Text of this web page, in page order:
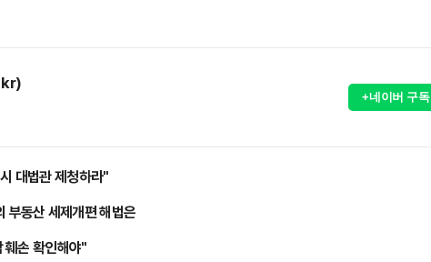
+네이버 구독
대법관 제청하라"
동산 세제개편 해법은
손 확인해야"